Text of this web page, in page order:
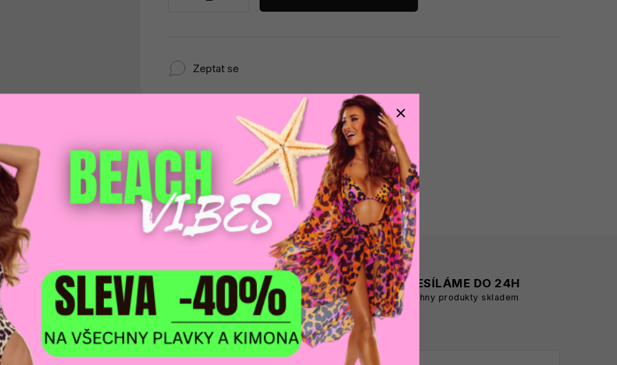
Zeptat se
VÁM
produktů
DOPRAVA ZDARMA
na adresu nebo pobočku
Zásilkovny
ODESÍLÁME DO 24H
všechny produkty skladem